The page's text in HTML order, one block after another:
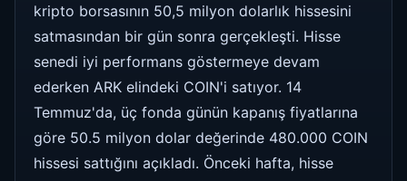
kripto borsasının 50,5 milyon dolarlık hissesini
satmasından bir gün sonra gerçekleşti. Hisse
senedi iyi performans göstermeye devam
ederken ARK elindeki COIN'i satıyor. 14
Temmuz'da, üç fonda günün kapanış fiyatlarına
göre 50.5 milyon dolar değerinde 480.000 COIN
hissesi sattığını açıkladı. Önceki hafta, hisse